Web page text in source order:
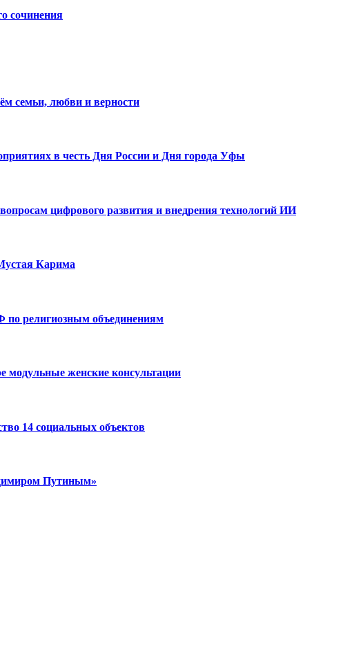
сочинения
семьи, любви и верности
в честь Дня России и Дня города Уфы
цифрового развития и внедрения технологий ИИ
Карима
по религиозным объединениям
модульные женские консультации
14 социальных объектов
Путиным»